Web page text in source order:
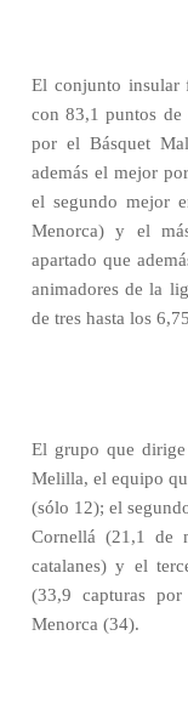
El conjunto insular
con 83,1 puntos de
por el Básquet
además el mejor
el segundo mejor
Menorca) y el
apartado que
animadores de la
de tres hasta los
El grupo que
Melilla, el equipo
(sólo 12); el
Cornellá (21,1 de
catalanes) y el
(33,9 capturas
Menorca (34).